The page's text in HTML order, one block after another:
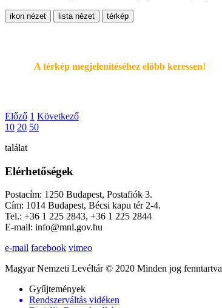
ikon nézet lista nézet térkép
A térkép megjelenítéséhez elöbb keressen!
Előző 1 Következő
10 20 50
találat
Elérhetőségek
Postacím: 1250 Budapest, Postafiók 3.
Cím: 1014 Budapest, Bécsi kapu tér 2-4.
Tel.: +36 1 225 2843, +36 1 225 2844
E-mail: info@mnl.gov.hu
e-mail facebook vimeo
Magyar Nemzeti Levéltár © 2020 Minden jog fenntartva
Gyűjtemények
Rendszerváltás vidéken